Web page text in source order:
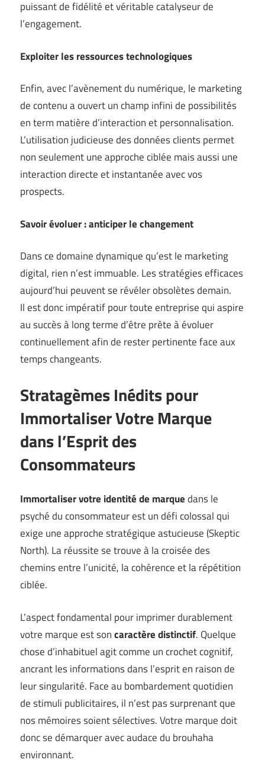
puissant de fidélité et véritable catalyseur de
l’engagement.
Exploiter les ressources technologiques
Enfin, avec l’avènement du numérique, le marketing
de contenu a ouvert un champ infini de possibilités
en term matière d’interaction et personnalisation.
L’utilisation judicieuse des données clients permet
non seulement une approche ciblée mais aussi une
interaction directe et instantanée avec vos
prospects.
Savoir évoluer : anticiper le changement
Dans ce domaine dynamique qu’est le marketing
digital, rien n’est immuable. Les stratégies efficaces
aujourd’hui peuvent se révéler obsolètes demain.
Il est donc impératif pour toute entreprise qui aspire
au succès à long terme d’être prête à évoluer
continuellement afin de rester pertinente face aux
temps changeants.
Stratagèmes Inédits pour
Immortaliser Votre Marque
dans l’Esprit des
Consommateurs
Immortaliser votre identité de marquedans le
psyché du consommateur est un défi colossal qui
exige une approche stratégique astucieuse (Skeptic
North). La réussite se trouve à la croisée des
chemins entre l’unicité, la cohérence et la répétition
ciblée.
L’aspect fondamental pour imprimer durablement
votre marque est soncaractère distinctif. Quelque
chose d’inhabituel agit comme un crochet cognitif,
ancrant les informations dans l’esprit en raison de
leur singularité. Face au bombardement quotidien
de stimuli publicitaires, il n’est pas surprenant que
nos mémoires soient sélectives. Votre marque doit
donc se démarquer avec audace du brouhaha
environnant.